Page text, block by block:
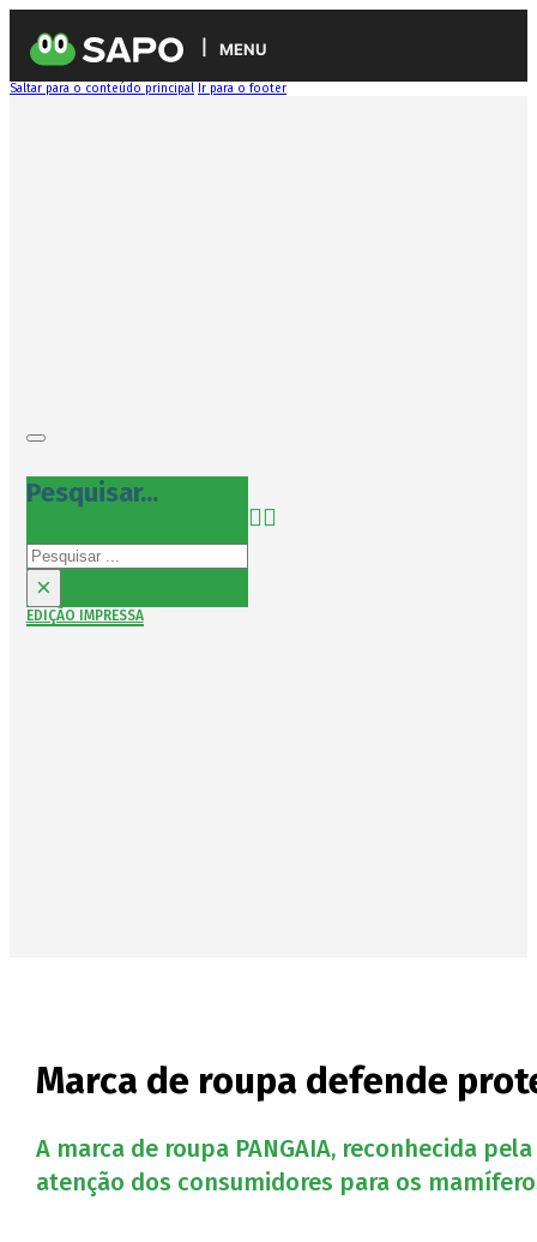
MENU
Saltar para o conteúdo principal Ir para o footer
Pesquisar...
Pesquisar
×
EDIÇÃO IMPRESSA
Marca de roupa defende
A marca de roupa PANGAIA, reconhecida
atenção dos consumidores para os